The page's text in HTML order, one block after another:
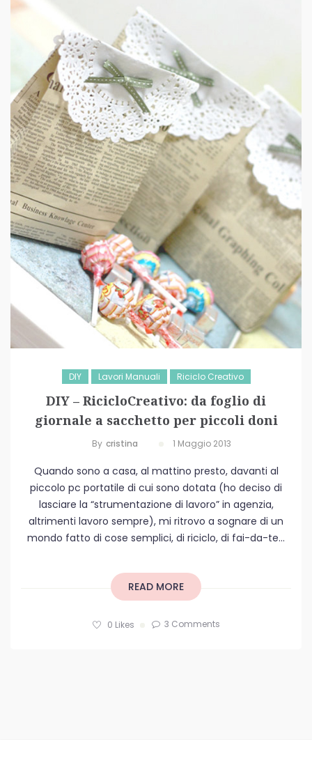
DIY Lavori Manuali Riciclo Creativo
DIY – RicicloCreativo: da foglio di
giornale a sacchetto per piccoli doni
By Cristina 1 Maggio 2013
Quando sono a casa, al mattino presto, davanti al
piccolo pc portatile di cui sono dotata (ho deciso di
lasciare la “strumentazione di lavoro” in agenzia,
altrimenti lavoro sempre), mi ritrovo a sognare di un
mondo fatto di cose semplici, di riciclo, di fai-da-te...
READ MORE
0 Likes 3 Comments